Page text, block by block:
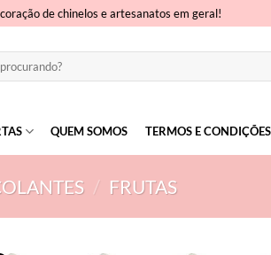
de chinelos e artesanatos em geral!
QUEM SOMOS TERMOS E CONDIÇÕES
/ FRUTAS